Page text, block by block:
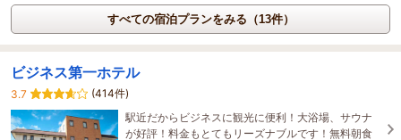
すべての宿泊プランをみる（13件）
ビジネス第一ホテル
3.7
(414件)
駅近だからビジネスに観光に便利！大浴場、サウナ
が好評！料金もとてもリーズナブルです！無料朝食